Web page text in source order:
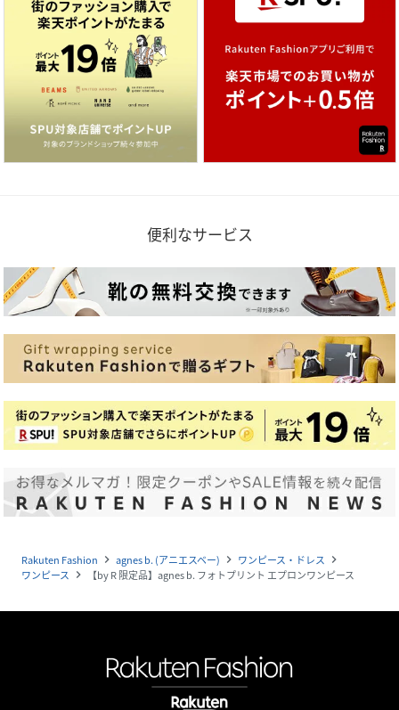
便利なサービス
Rakuten Fashion navigate_next agnes b. (アニエスベー) navigate_next ワンピース・ドレス navigate_next
ワンピース navigate_next 【by R 限定品】agnes b. フォトプリント エプロンワンピース